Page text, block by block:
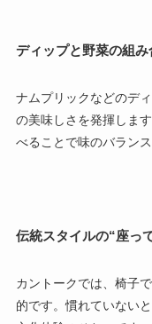
ディップと野菜の組
ナムプリックなどのデ
の美味しさを発揮しま
べることで味のバラン
伝統スタイルの“座っ
カントークでは、椅子
的です。慣れていない